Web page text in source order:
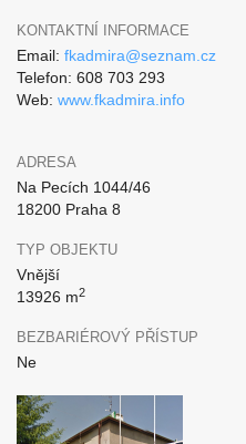
KONTAKTNÍ INFORMACE
Email: fkadmira@seznam.cz
Telefon: 608 703 293
Web: www.fkadmira.info
ADRESA
Na Pecích 1044/46
18200 Praha 8
TYP OBJEKTU
Vnější
13926 m2
BEZBARIÉROVÝ PŘÍSTUP
Ne